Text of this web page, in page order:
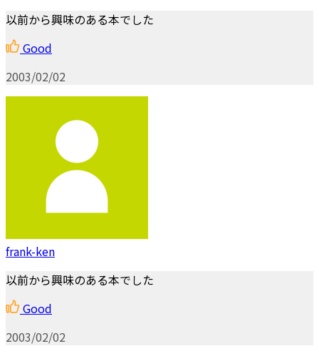
以前から興味のある本でした
Good
2003/02/02
frank-ken
以前から興味のある本でした
Good
2003/02/02